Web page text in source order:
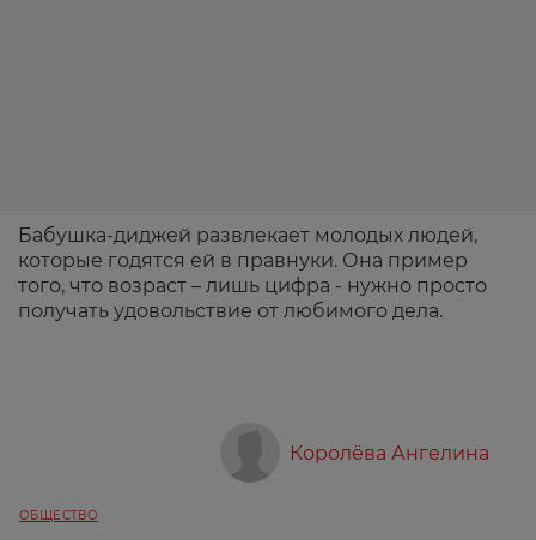
Бабушка-диджей развлекает молодых людей,
которые годятся ей в правнуки. Она пример
того, что возраст – лишь цифра - нужно просто
получать удовольствие от любимого дела.
Королёва Ангелина
ОБЩЕСТВО